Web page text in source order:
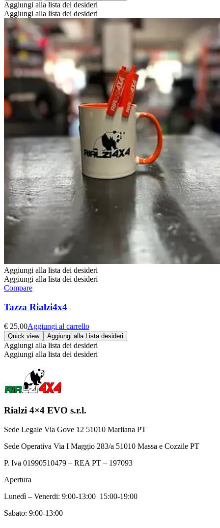
Aggiungi alla lista dei desideri
Aggiungi alla lista dei desideri
Aggiungi alla lista dei desideri
Aggiungi alla lista dei desideri
Compare
Tazza Rialzi4x4
€ 25,00Aggiungi al carrello
Quick view Aggiungi alla Lista desideri
Aggiungi alla lista dei desideri
Aggiungi alla lista dei desideri
Rialzi 4×4 EVO s.r.l.
Sede Legale Via Gove 12 51010 Marliana PT
Sede Operativa Via I Maggio 283/a 51010 Massa e Cozzile PT
P. Iva 01990510479 – REA PT – 197093
Apertura
Lunedì – Venerdi: 9:00-13:00 15:00-19:00
Sabato: 9:00-13:00